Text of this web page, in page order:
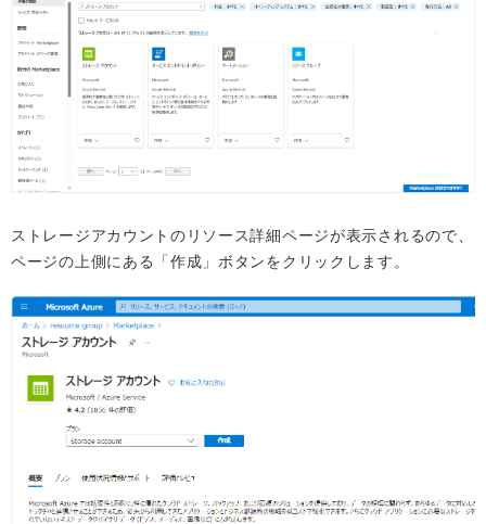
ストレージアカウントのリソース詳細ページが表示されるので、
ページの上側にある「作成」ボタンをクリックします。